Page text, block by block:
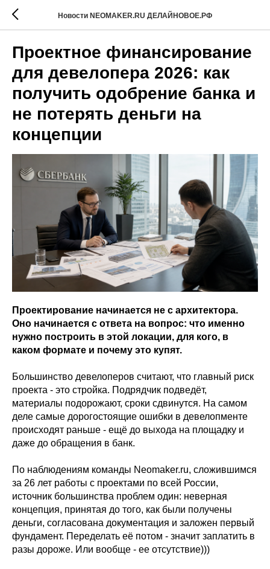
Новости NEOMAKER.RU ДЕЛАЙНОВОЕ.РФ
Проектное финансирование
для девелопера 2026: как
получить одобрение банка и
не потерять деньги на
концепции
Проектирование начинается не с архитектора.
Оно начинается с ответа на вопрос: что именно
нужно построить в этой локации, для кого, в
каком формате и почему это купят.
Большинство девелоперов считают, что главный риск
проекта - это стройка. Подрядчик подведёт,
материалы подорожают, сроки сдвинутся. На самом
деле самые дорогостоящие ошибки в девелопменте
происходят раньше - ещё до выхода на площадку и
даже до обращения в банк.
По наблюдениям команды Neomaker.ru, сложившимся
за 26 лет работы с проектами по всей России,
источник большинства проблем один: неверная
концепция, принятая до того, как были получены
деньги, согласована документация и заложен первый
фундамент. Переделать её потом - значит заплатить в
разы дороже. Или вообще - ее отсутствие)))